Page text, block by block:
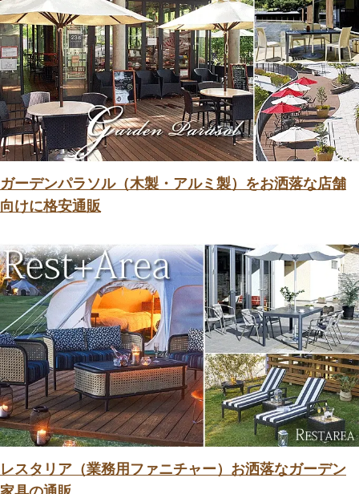
ガーデンパラソル（木製・アルミ製）をお洒落な店舗
向けに格安通販
レスタリア（業務用ファニチャー）お洒落なガーデン